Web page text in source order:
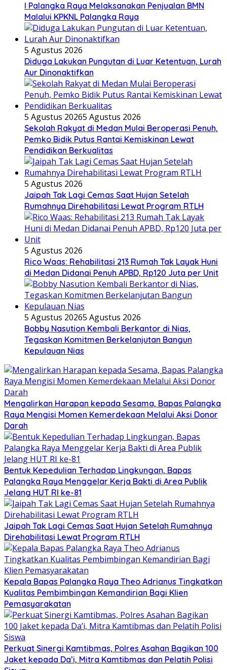
I Palangka Raya Melaksanakan Penjualan BMN
Malalui KPKNL Palangka Raya
5 Agustus 2026
Diduga Lakukan Pungutan di Luar Ketentuan, Lurah
Aur Dinonaktifkan
5 Agustus 20265 Agustus 2026
Sekolah Rakyat di Medan Mulai Beroperasi Penuh,
Pemko Bidik Putus Rantai Kemiskinan Lewat
Pendidikan Berkualitas
5 Agustus 2026
Jaipah Tak Lagi Cemas Saat Hujan Setelah
Rumahnya Direhabilitasi Lewat Program RTLH
5 Agustus 2026
Rico Waas: Rehabilitasi 213 Rumah Tak Layak Huni
di Medan Didanai Penuh APBD, Rp120 Juta per Unit
5 Agustus 20265 Agustus 2026
Bobby Nasution Kembali Berkantor di Nias,
Tegaskan Komitmen Berkelanjutan Bangun
Kepulauan Nias
Mengalirkan Harapan kepada Sesama, Bapas Palangka
Raya Mengisi Momen Kemerdekaan Melalui Aksi Donor
Darah
Bentuk Kepedulian Terhadap Lingkungan, Bapas
Palangka Raya Menggelar Kerja Bakti di Area Publik
Jelang HUT RI ke-81
Jaipah Tak Lagi Cemas Saat Hujan Setelah Rumahnya
Direhabilitasi Lewat Program RTLH
Kepala Bapas Palangka Raya Theo Adrianus Tingkatkan
Kualitas Pembimbingan Kemandirian Bagi Klien
Pemasyarakatan
Perkuat Sinergi Kamtibmas, Polres Asahan Bagikan 100
Jaket kepada Da’i, Mitra Kamtibmas dan Pelatih Polisi